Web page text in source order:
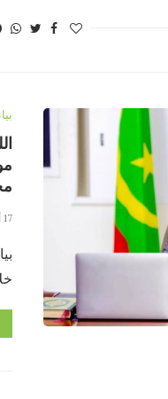
17 أكتوبر، 2024